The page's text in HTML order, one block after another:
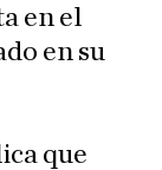
en el
en su
que